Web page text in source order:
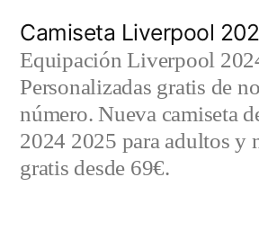
contenido
Camiseta Liverpool
Equipación Liverpool
Personalizadas gratis de
número. Nueva camiseta
2024 2025 para adultos y
gratis desde 69€.